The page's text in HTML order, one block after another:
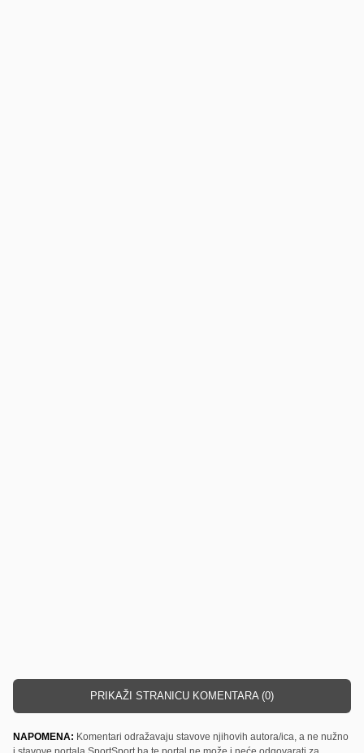
PRIKAŽI STRANICU KOMENTARA (0)
NAPOMENA: Komentari odražavaju stavove njihovih autora/ica, a ne nužno